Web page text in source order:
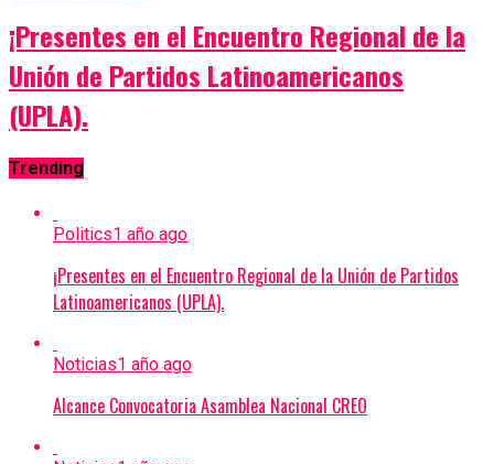
¡Presentes en el Encuentro Regional de la
Unión de Partidos Latinoamericanos
(UPLA).
Trending
Politics1 año ago
¡Presentes en el Encuentro Regional de la Unión de Partidos
Latinoamericanos (UPLA).
Noticias1 año ago
Alcance Convocatoria Asamblea Nacional CREO